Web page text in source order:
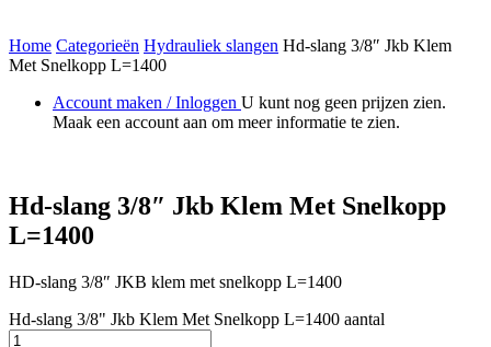
Home Categorieën Hydrauliek slangen Hd-slang 3/8″ Jkb Klem
Met Snelkopp L=1400
Account maken / Inloggen U kunt nog geen prijzen zien.
Maak een account aan om meer informatie te zien.
Hd-slang 3/8″ Jkb Klem Met Snelkopp
L=1400
HD-slang 3/8″ JKB klem met snelkopp L=1400
Hd-slang 3/8" Jkb Klem Met Snelkopp L=1400 aantal